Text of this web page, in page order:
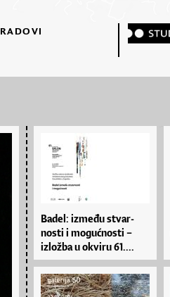
RADOVI
Ba­de­l: iz­me­đu stvar­
nos­ti i mo­gu­ćnos­ti –
izlož­ba u okvi­ru 61....